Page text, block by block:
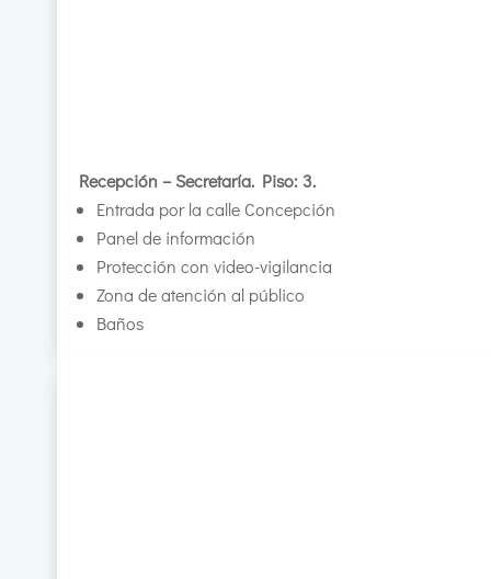
Recepción – Secretaría. Piso: 3.
Entrada por la calle Concepción
Panel de información
Protección con video-vigilancia
Zona de atención al público
Baños